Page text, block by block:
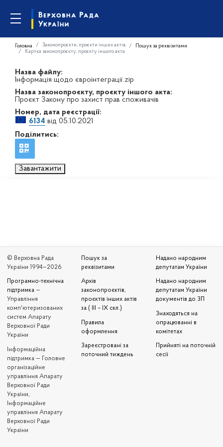
Головна Законопроєкти, проєкти інших актів
Пошук за реквізитами
Картка законопроєкту, проєкту іншого акта
Назва файлу:
Інформація щодо євроінтеграції.zip
Назва законопроєкту, проєкту іншого акта:
Проєкт Закону про захист прав споживачів
Номер, дата реєстрації:
6134 від 05.10.2021
Поділитись:
Завантажити
© Верховна Рада
України 1994—2026
Програмно-технічна
підтримка —
Управління
комп'ютеризованих
систем Апарату
Верховної Ради
України
Iнформаційна
підтримка — Головне
організаційне
управління Апарату
Верховної Ради
України,
Інформаційне
управління Апарату
Верховної Ради
України
Пошук за
реквізитами
Архів
законопроєктів,
проєктів інших актів
за ( III – IX скл.)
Правила
оформлення
Зареєстровані за
поточний тиждень
Надано народним
депутатам України
Надано народним
депутатам України
документів до ЗП
Знаходяться на
опрацюванні в
комітетах
Прийняті на поточній
сесії